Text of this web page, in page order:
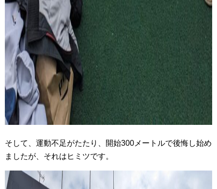
そして、運動不足がたたり、開始300メートルで後悔し始め
ましたが、それはヒミツです。